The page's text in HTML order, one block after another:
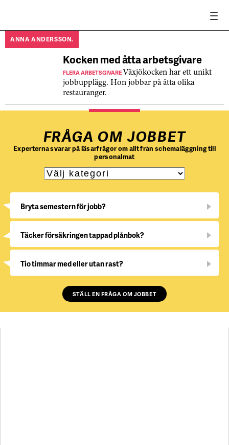
ANNA ANDERSSON.
Kocken med åtta arbetsgivare
FLERA ARBETSGIVARE Växjökocken har ett unikt
jobbupplägg. Hon jobbar på åtta olika
restauranger.
FRÅGA OM JOBBET
Experterna svarar på läsarfrågor om allt från schemaläggning till
personalmat
Bryta semestern för jobb?
Täcker försäkringen tappad plånbok?
Tio timmar med eller utan rast?
STÄLL EN FRÅGA OM JOBBET